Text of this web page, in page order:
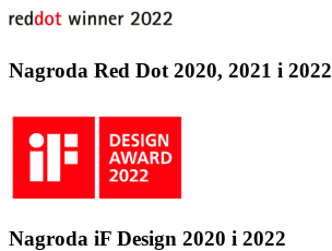
Nagroda Red Dot 2020, 2021 i 2022
Nagroda iF Design 2020 i 2022